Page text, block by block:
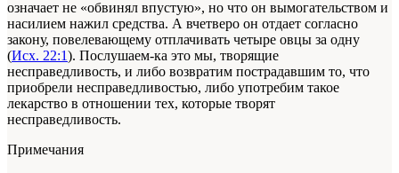
означает не «обвинял впустую», но что он вымогательством и
насилием нажил средства. А вчетверо он отдает согласно
закону, повелевающему отплачивать четыре овцы за одну
(Исх. 22:1). Послушаем-ка это мы, творящие
несправедливость, и либо возвратим пострадавшим то, что
приобрели несправедливостью, либо употребим такое
лекарство в отношении тех, которые творят
несправедливость.
Примечания